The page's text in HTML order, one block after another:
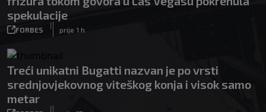
spekulacije
FORBES
|
prije 1 h
Treći unikatni Bugatti nazvan je po vrsti
srednjovjekovnog viteškog konja i visok samo
metar
|